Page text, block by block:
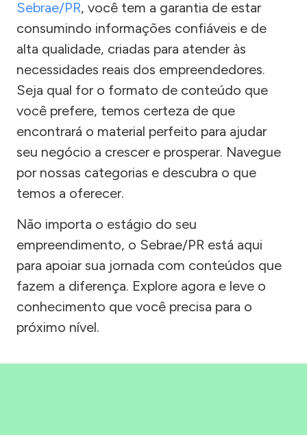
Sebrae/PR, você tem a garantia de estar
consumindo informações confiáveis e de
alta qualidade, criadas para atender às
necessidades reais dos empreendedores.
Seja qual for o formato de conteúdo que
você prefere, temos certeza de que
encontrará o material perfeito para ajudar
seu negócio a crescer e prosperar. Navegue
por nossas categorias e descubra o que
temos a oferecer.
Não importa o estágio do seu
empreendimento, o Sebrae/PR está aqui
para apoiar sua jornada com conteúdos que
fazem a diferença. Explore agora e leve o
conhecimento que você precisa para o
próximo nível.